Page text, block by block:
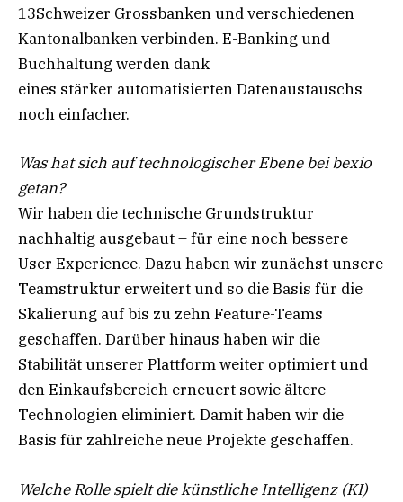
13Schweizer Grossbanken und verschiedenen
Kantonalbanken verbinden. E-Banking und
Buchhaltung werden dank
eines stärker automatisierten Datenaustauschs
noch einfacher.
Was hat sich auf technologischer Ebene bei bexio
getan?
Wir haben die technische Grundstruktur
nachhaltig ausgebaut – für eine noch bessere
User Experience. Dazu haben wir zunächst unsere
Teamstruktur erweitert und so die Basis für die
Skalierung auf bis zu zehn Feature-Teams
geschaffen. Darüber hinaus haben wir die
Stabilität unserer Plattform weiter optimiert und
den Einkaufsbereich erneuert sowie ältere
Technologien eliminiert. Damit haben wir die
Basis für zahlreiche neue Projekte geschaffen.
Welche Rolle spielt die künstliche Intelligenz (KI)